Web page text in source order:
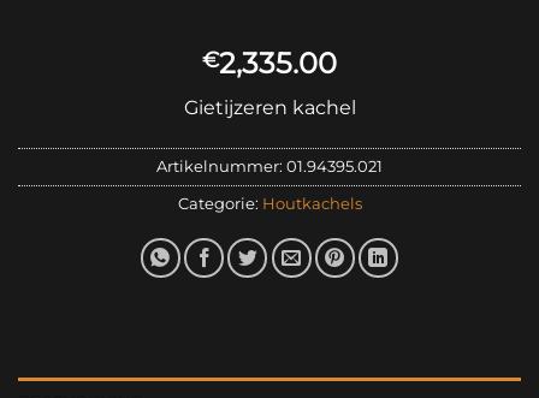
€2,335.00
Gietijzeren kachel
Artikelnummer: 01.94395.021
Categorie: Houtkachels